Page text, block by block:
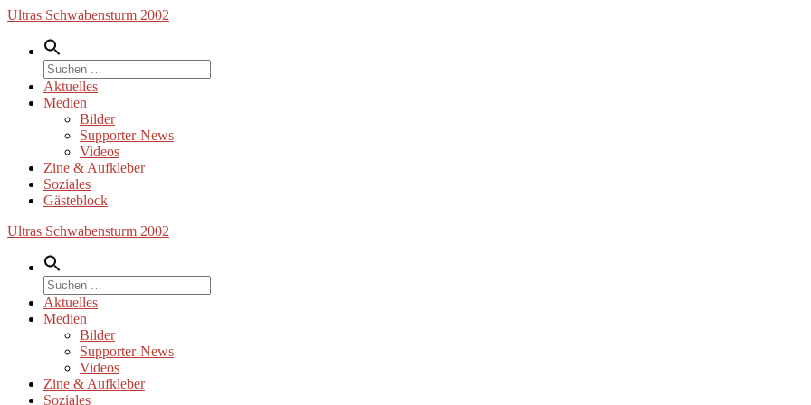
Zum
springen
Ultras Schwabensturm 2002
Suche
nach:
Aktuelles
Medien
Bilder
Supporter-News
Videos
Zine & Aufkleber
Soziales
Gästeblock
Ultras Schwabensturm 2002
Suche
nach:
Aktuelles
Medien
Bilder
Supporter-News
Videos
Zine & Aufkleber
Soziales